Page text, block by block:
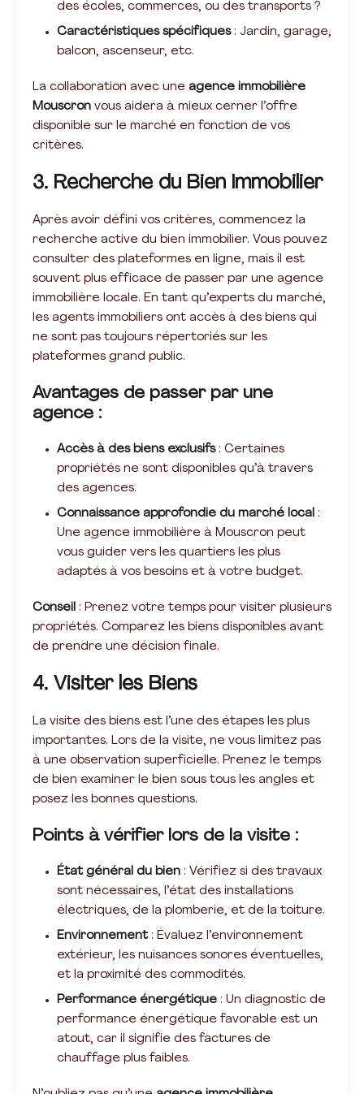
des écoles, commerces, ou des transports ?
Caractéristiques spécifiques: Jardin, garage,
balcon, ascenseur, etc.
La collaboration avec une agence immobilière
Mouscron vous aidera à mieux cerner l’offre
disponible sur le marché en fonction de vos
critères.
3. Recherche du Bien Immobilier
Après avoir défini vos critères, commencez la
recherche active du bien immobilier. Vous pouvez
consulter des plateformes en ligne, mais il est
souvent plus efficace de passer par une agence
immobilière locale. En tant qu’experts du marché,
les agents immobiliers ont accès à des biens qui
ne sont pas toujours répertoriés sur les
plateformes grand public.
Avantages de passer par une
agence :
Accès à des biens exclusifs: Certaines
propriétés ne sont disponibles qu’à travers
des agences.
Connaissance approfondie du marché local :
Une agence immobilière à Mouscron peut
vous guider vers les quartiers les plus
adaptés à vos besoins et à votre budget.
Conseil : Prenez votre temps pour visiter plusieurs
propriétés. Comparez les biens disponibles avant
de prendre une décision finale.
4. Visiter les Biens
La visite des biens est l’une des étapes les plus
importantes. Lors de la visite, ne vous limitez pas
à une observation superficielle. Prenez le temps
de bien examiner le bien sous tous les angles et
posez les bonnes questions.
Points à vérifier lors de la visite :
État général du bien : Vérifiez si des travaux
sont nécessaires, l’état des installations
électriques, de la plomberie, et de la toiture.
Environnement: Évaluez l’environnement
extérieur, les nuisances sonores éventuelles,
et la proximité des commodités.
Performance énergétique : Un diagnostic de
performance énergétique favorable est un
atout, car il signifie des factures de
chauffage plus faibles.